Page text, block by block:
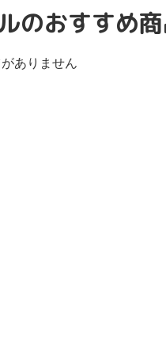
のおすすめ
ありません